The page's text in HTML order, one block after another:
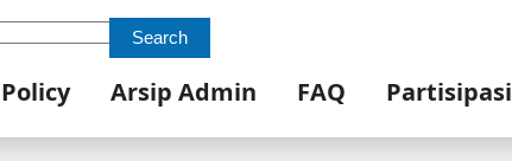
Search
Policy Arsip Admin FAQ Partisipasi